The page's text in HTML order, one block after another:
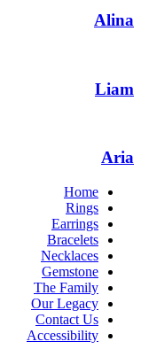
Alina
Liam
Aria
Home
Rings
Earrings
Bracelets
Necklaces
Gemstone
The Family
Our Legacy
Contact Us
Accessibility